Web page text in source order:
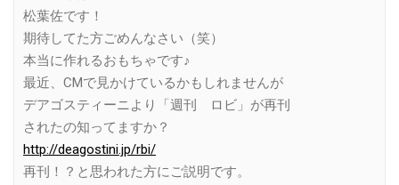
松葉佐です！
期待してた方ごめんなさい（笑）
本当に作れるおもちゃです♪
最近、CMで見かけているかもしれませんが
デアゴスティーニより「週刊 ロビ」が再刊
されたの知ってますか？
http://deagostini.jp/rbi/
再刊！？と思われた方にご説明です。